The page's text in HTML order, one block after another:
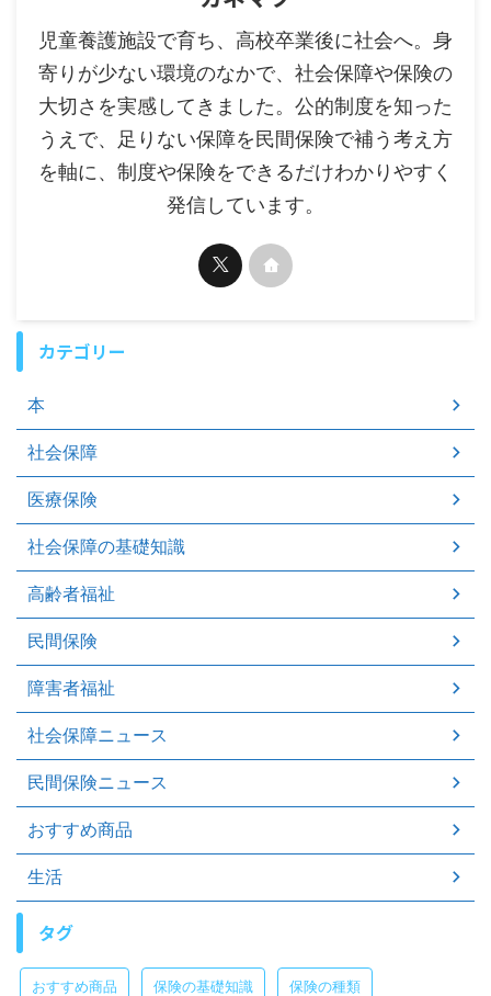
児童養護施設で育ち、高校卒業後に社会へ。身
寄りが少ない環境のなかで、社会保障や保険の
大切さを実感してきました。公的制度を知った
うえで、足りない保障を民間保険で補う考え方
を軸に、制度や保険をできるだけわかりやすく
発信しています。
カテゴリー
本
社会保障
医療保険
社会保障の基礎知識
高齢者福祉
民間保険
障害者福祉
社会保障ニュース
民間保険ニュース
おすすめ商品
生活
タグ
おすすめ商品 保険の基礎知識 保険の種類